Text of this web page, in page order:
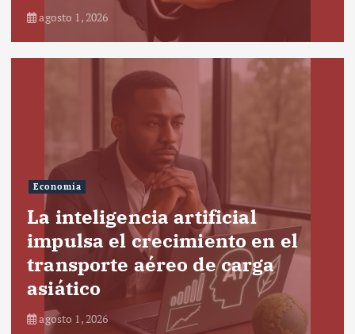
agosto 1, 2026
Economía
La inteligencia artificial
impulsa el crecimiento en el
transporte aéreo de carga
asiático
agosto 1, 2026